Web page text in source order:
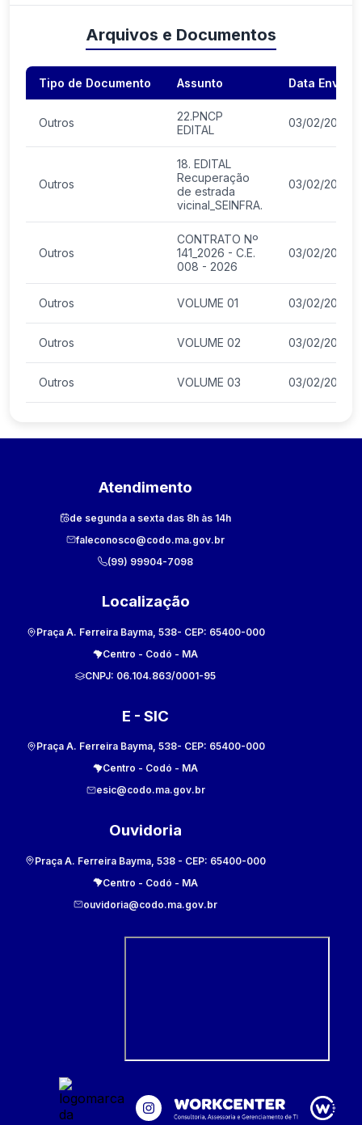
Arquivos e Documentos
Tipo de Documento Assunto Data Envio
Outros
22.PNCP
EDITAL
03/02/2026
Outros
18. EDITAL
Recuperação
de estrada
vicinal_SEINFRA.
03/02/2026
Outros
CONTRATO Nº
141_2026 - C.E.
008 - 2026
03/02/2026
Outros VOLUME 01 03/02/2026
Outros VOLUME 02 03/02/2026
Outros VOLUME 03 03/02/2026
Atendimento
de segunda a sexta das 8h às 14h
faleconosco@codo.ma.gov.br
(99) 99904-7098
Localização
Praça A. Ferreira Bayma, 538- CEP: 65400-000
Centro - Codó - MA
CNPJ: 06.104.863/0001-95
E - SIC
Praça A. Ferreira Bayma, 538- CEP: 65400-000
Centro - Codó - MA
esic@codo.ma.gov.br
Ouvidoria
Praça A. Ferreira Bayma, 538 - CEP: 65400-000
Centro - Codó - MA
ouvidoria@codo.ma.gov.br